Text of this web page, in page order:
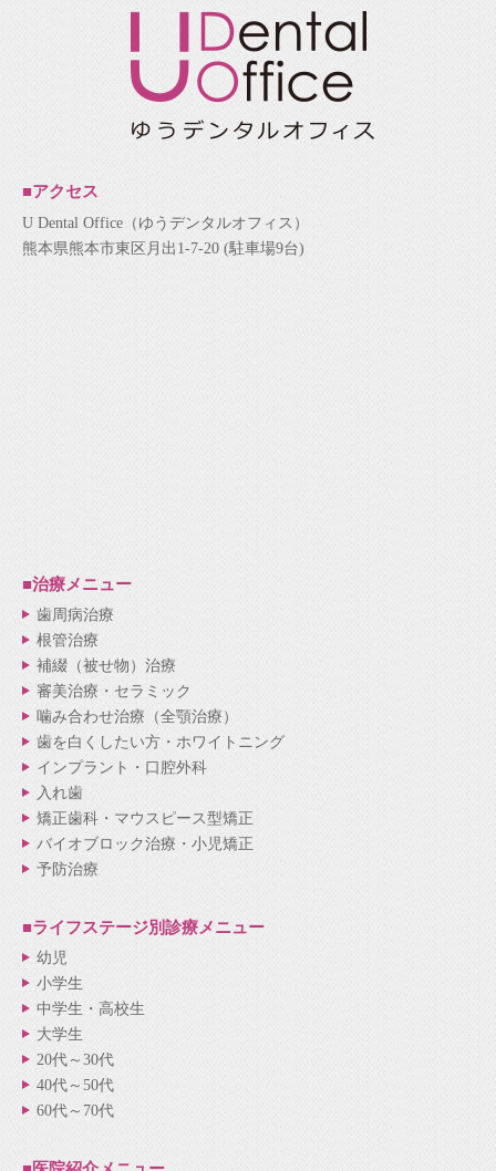
■アクセス
U Dental Office（ゆうデンタルオフィス）
熊本県熊本市東区月出1-7-20 (駐車場9台)
■治療メニュー
歯周病治療
根管治療
補綴（被せ物）治療
審美治療・セラミック
噛み合わせ治療（全顎治療）
歯を白くしたい方・ホワイトニング
インプラント・口腔外科
入れ歯
矯正歯科・マウスピース型矯正
バイオブロック治療・小児矯正
予防治療
■ライフステージ別診療メニュー
幼児
小学生
中学生・高校生
大学生
20代～30代
40代～50代
60代～70代